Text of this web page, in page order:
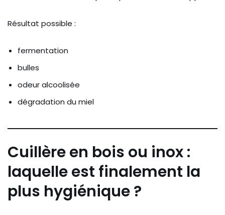
Résultat possible :
fermentation
bulles
odeur alcoolisée
dégradation du miel
Cuillère en bois ou inox :
laquelle est finalement la
plus hygiénique ?